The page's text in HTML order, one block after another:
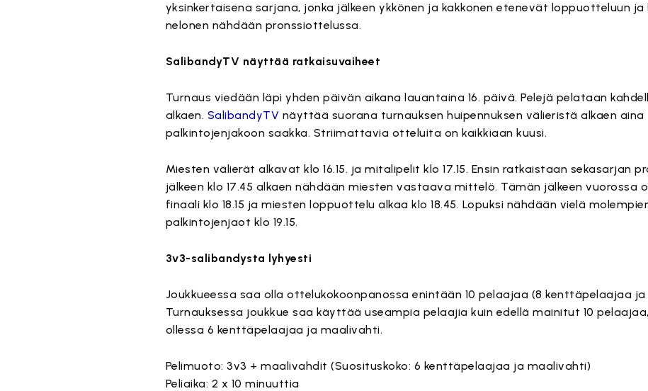
yksinkertaisena sarjana, jonka jälkeen ykkönen ja kakkonen etenevät loppuotteluun ja
nelonen nähdään pronssiottelussa.
SalibandyTV näyttää ratkaisuvaiheet
Turnaus viedään läpi yhden päivän aikana lauantaina 16. päivä. Pelejä pelataan
alkaen. SalibandyTV näyttää suorana turnauksen huipennuksen välieristä alkaen aina
palkintojenjakoon saakka. Striimattavia otteluita on kaikkiaan kuusi.
Miesten välierät alkavat klo 16.15. ja mitalipelit klo 17.15. Ensin ratkaistaan sekasarjan
jälkeen klo 17.45 alkaen nähdään miesten vastaava mittelö. Tämän jälkeen vuorossa
finaali klo 18.15 ja miesten loppuottelu alkaa klo 18.45. Lopuksi nähdään vielä
palkintojenjaot klo 19.15.
3v3-salibandysta lyhyesti
Joukkueessa saa olla ottelukokoonpanossa enintään 10 pelaajaa (8 kenttäpelaajaa
Turnauksessa joukkue saa käyttää useampia pelaajia kuin edellä mainitut 10
ollessa 6 kenttäpelaajaa ja maalivahti.
Pelimuoto: 3v3 + maalivahdit (Suosituskoko: 6 kenttäpelaajaa ja maalivahti)
Peliaika: 2 x 10 minuuttia